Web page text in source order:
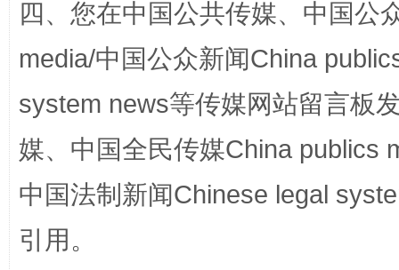
这是一记警钟！ 谢
四、您在中国公共传媒、中国公
media/中国公众新闻China
system news等传媒网站留言板
媒、中国全民传媒China publics
中国法制新闻Chinese legal
引用。